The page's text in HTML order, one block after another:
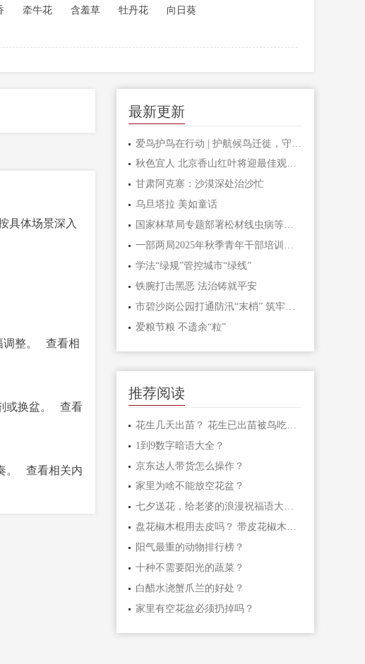
牵牛花 含羞草 牡丹花
向日葵
具体场景深入
整。
查看相
或换盆。
查看
。
查看相关内
最新更新
秋色宜人 北京香山红叶将迎最佳观赏期
甘肃阿克塞：沙漠深处治沙忙
乌旦塔拉 美如童话
国家林草局专题部署松材线虫病等疫情防控工作
一部两局2025年秋季青年干部培训班和处级干部进修班开班
学法“绿规”管控城市“绿线”
铁腕打击黑恶 法治铸就平安
市碧沙岗公园打通防汛“末梢” 筑牢生态安全屏障
爱粮节粮 不遗余“粒”
推荐阅读
花生几天出苗？ 花生已出苗被鸟吃怎么办？
1到9数字暗语大全？
京东达人带货怎么操作？
家里为啥不能放空花盆？
七夕送花，给老婆的浪漫祝福语大汇总
盘花椒木棍用去皮吗？ 带皮花椒木棍怎样盘玩？
阳气最重的动物排行榜？
十种不需要阳光的蔬菜？
白醋水浇蟹爪兰的好处？
家里有空花盆必须扔掉吗？